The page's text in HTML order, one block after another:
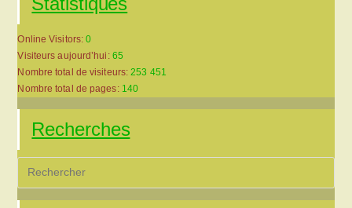
Online Visitors:0
Visiteurs aujourd’hui: 65
Nombre total de visiteurs:253 451
Nombre total de pages: 140
Recherches